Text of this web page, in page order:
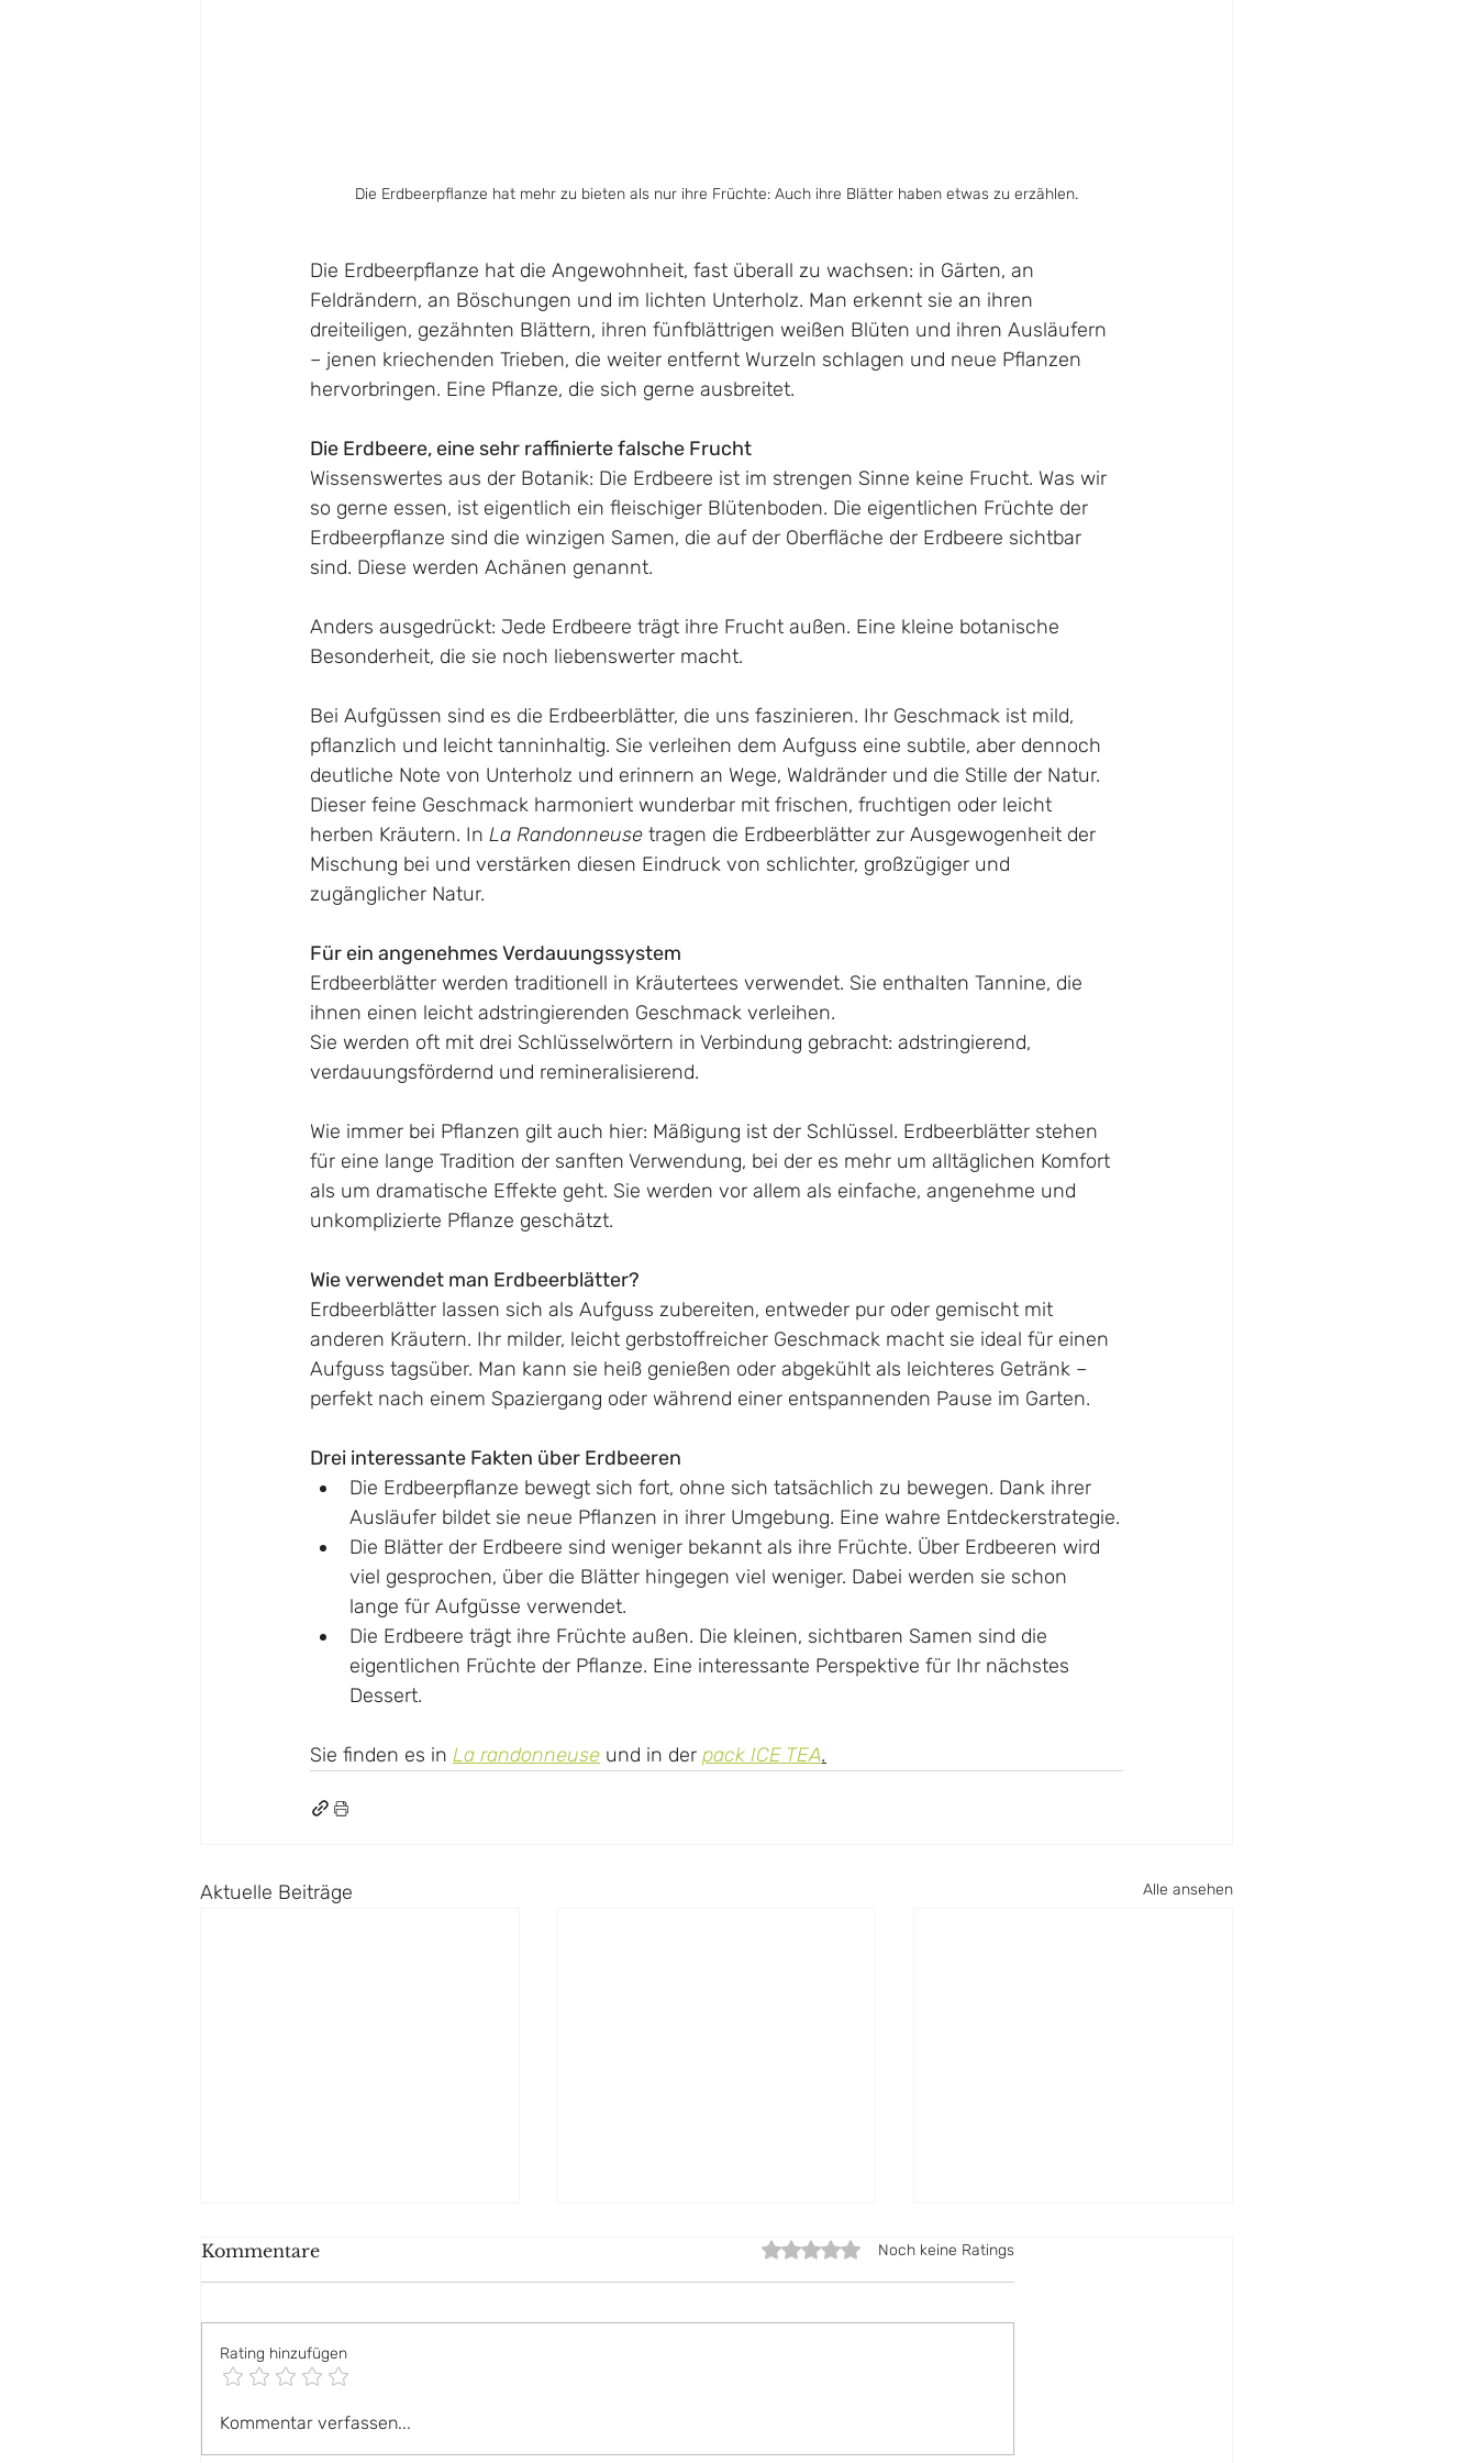
Die Erdbeerpflanze hat mehr zu bieten als nur ihre Früchte: Auch ihre Blätter haben etwas zu erzählen.
Die Erdbeerpflanze hat die Angewohnheit, fast überall zu wachsen: in Gärten, an
Feldrändern, an Böschungen und im lichten Unterholz. Man erkennt sie an ihren
dreiteiligen, gezähnten Blättern, ihren fünfblättrigen weißen Blüten und ihren Ausläufern
– jenen kriechenden Trieben, die weiter entfernt Wurzeln schlagen und neue Pflanzen
hervorbringen. Eine Pflanze, die sich gerne ausbreitet.
Die Erdbeere, eine sehr raffinierte falsche Frucht
Wissenswertes aus der Botanik: Die Erdbeere ist im strengen Sinne keine Frucht. Was wir
so gerne essen, ist eigentlich ein fleischiger Blütenboden. Die eigentlichen Früchte der
Erdbeerpflanze sind die winzigen Samen, die auf der Oberfläche der Erdbeere sichtbar
sind. Diese werden Achänen genannt.
Anders ausgedrückt: Jede Erdbeere trägt ihre Frucht außen. Eine kleine botanische
Besonderheit, die sie noch liebenswerter macht.
Bei Aufgüssen sind es die Erdbeerblätter, die uns faszinieren. Ihr Geschmack ist mild,
pflanzlich und leicht tanninhaltig. Sie verleihen dem Aufguss eine subtile, aber dennoch
deutliche Note von Unterholz und erinnern an Wege, Waldränder und die Stille der Natur.
Dieser feine Geschmack harmoniert wunderbar mit frischen, fruchtigen oder leicht
herben Kräutern. In La Randonneuse tragen die Erdbeerblätter zur Ausgewogenheit der
Mischung bei und verstärken diesen Eindruck von schlichter, großzügiger und
zugänglicher Natur.
Für ein angenehmes Verdauungssystem
Erdbeerblätter werden traditionell in Kräutertees verwendet. Sie enthalten Tannine, die
ihnen einen leicht adstringierenden Geschmack verleihen.
Sie werden oft mit drei Schlüsselwörtern in Verbindung gebracht: adstringierend,
verdauungsfördernd und remineralisierend.
Wie immer bei Pflanzen gilt auch hier: Mäßigung ist der Schlüssel. Erdbeerblätter stehen
für eine lange Tradition der sanften Verwendung, bei der es mehr um alltäglichen Komfort
als um dramatische Effekte geht. Sie werden vor allem als einfache, angenehme und
unkomplizierte Pflanze geschätzt.
Wie verwendet man Erdbeerblätter?
Erdbeerblätter lassen sich als Aufguss zubereiten, entweder pur oder gemischt mit
anderen Kräutern. Ihr milder, leicht gerbstoffreicher Geschmack macht sie ideal für einen
Aufguss tagsüber. Man kann sie heiß genießen oder abgekühlt als leichteres Getränk –
perfekt nach einem Spaziergang oder während einer entspannenden Pause im Garten.
Drei interessante Fakten über Erdbeeren
Die Erdbeerpflanze bewegt sich fort, ohne sich tatsächlich zu bewegen. Dank ihrer
Ausläufer bildet sie neue Pflanzen in ihrer Umgebung. Eine wahre Entdeckerstrategie.
Die Blätter der Erdbeere sind weniger bekannt als ihre Früchte. Über Erdbeeren wird
viel gesprochen, über die Blätter hingegen viel weniger. Dabei werden sie schon
lange für Aufgüsse verwendet.
Die Erdbeere trägt ihre Früchte außen. Die kleinen, sichtbaren Samen sind die
eigentlichen Früchte der Pflanze. Eine interessante Perspektive für Ihr nächstes
Dessert.
Sie finden es in La randonneuse und in der pack ICE TEA.
Aktuelle Beiträge Alle ansehen
DIY: Gib den Lioba-
Kommentare Mit 0 von 5 Sternen bewertet.
Noch keine Ratings
Rating hinzufügen
Kommentar verfassen...